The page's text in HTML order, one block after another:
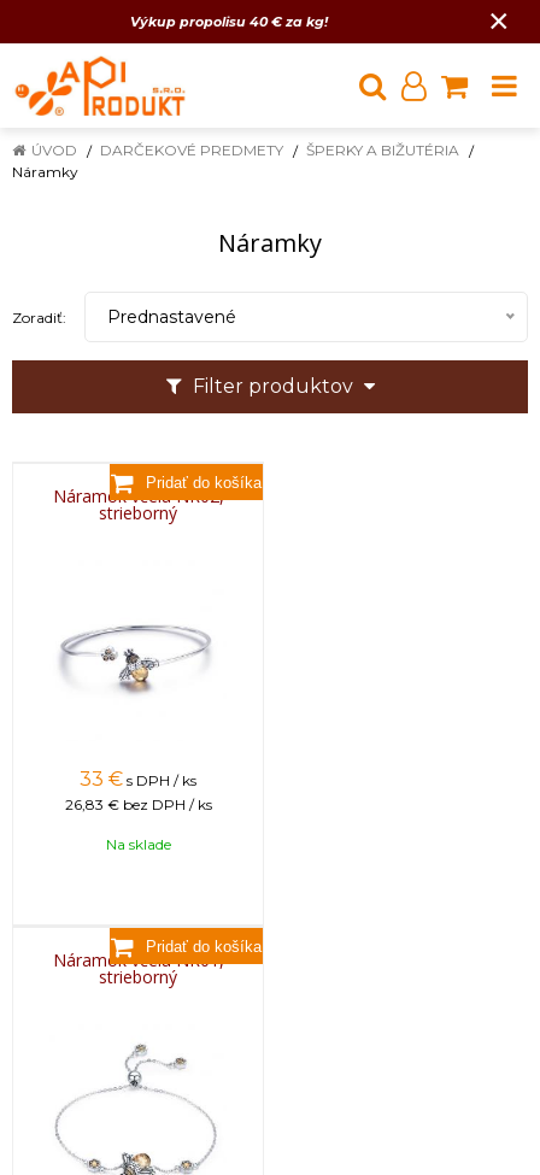
Výkup propolisu 40 € za kg! ×
ÚVOD DARČEKOVÉ PREDMETY
ŠPERKY A BIŽUTÉRIA
Náramky
Náramky
Filter produktov
Zoradiť: Prednastavené
Náramok včela NR02,
strieborný
33 € s DPH / ks
26,83 € bez DPH / ks
Na sklade
Náramok včela NR01,
strieborný